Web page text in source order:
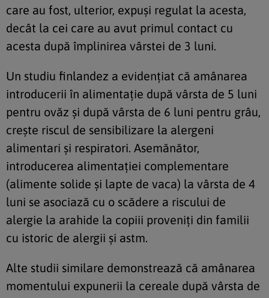
care au fost, ulterior, expuși regulat la acesta,
decât la cei care au avut primul contact cu
acesta după împlinirea vârstei de 3 luni.
Un studiu finlandez a evidențiat că amânarea
introducerii în alimentație după vârsta de 5 luni
pentru ovăz și după vârsta de 6 luni pentru grâu,
crește riscul de sensibilizare la alergeni
alimentari și respiratori. Asemănător,
introducerea alimentației complementare
(alimente solide și lapte de vaca) la vârsta de 4
luni se asociază cu o scădere a riscului de
alergie la arahide la copiii proveniți din familii
cu istoric de alergii și astm.
Alte studii similare demonstrează că amânarea
momentului expunerii la cereale după vârsta de